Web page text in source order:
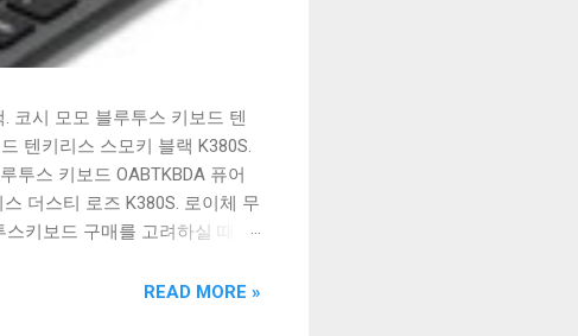
코시 모모 블루투스 키보드 텐
텐키리스 스모키 블랙 K380S.
투스 키보드 OABTKBDA 퓨어
더스티 로즈 K380S. 로이체 무
키보드 구매를 고려하실 때, 추
키보드 같은 상품을 고를 때는
READ MORE »